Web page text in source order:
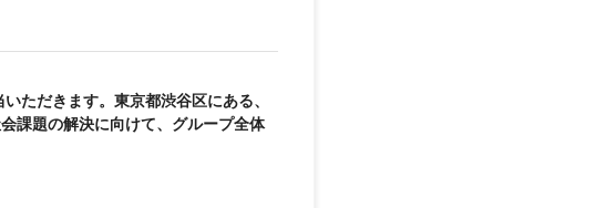
ただきます。東京都渋谷区にある、
課題の解決に向けて、グループ全体